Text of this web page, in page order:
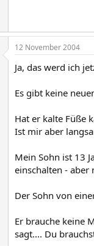
12 November 2004
Ja, das werd ich
Es gibt keine
Hat er kalte Füße
Ist mir aber
Mein Sohn ist 13
einschalten - aber
Der Sohn von
Er brauche keine
sagt.... Du